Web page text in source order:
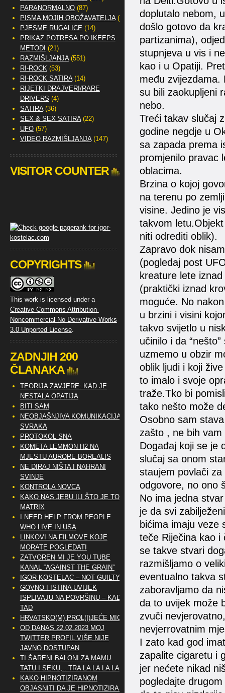
doplutalo nebom,
došlo gotovo da
partizanima),
stupnjeva u vis i
kao i u Opatiji.
među zvijezdama.
su bili zaokupljeni
nebo.
Treći takav slučaj
godine negdje u
sa zapada prema
promjenilo pravac
oblacima.
Brzina o kojoj
na terenu po
visine. Jedino je
takvom
niti odrediti oblik).
Zapravo dok
(pogledaj post
kreature lete
(praktički iznad
moguće. No
u brzini i visini
takvo svijetlo u
učinilo i da
uzmemo u obzir
oblik ljudi i koji
to imalo i svoje
traže.Tko bi
tako nešto može
Osobno sam
zašto , ne bih
Događaj koji se je
slučaj sa onom
staujem povlači
odgovore, no ono
No ima jedna
je da svi
bićima imaju veze
teče Riječina kao i
se takve stvari
razmišljamo o
eventualno takva
zaboravljamo da
da to uvijek može
zvuči
nevjerrovatnim
I zato kad god
zapalite cigaretu i
jer nećete nikad
pogledajte
PARANORMALNO(87)
PISMA MOJIH OBOŽAVATELJA(2)
PJESME RUGALICE (14)
PRIKAZ POTRESA PO IKEEPS
METODI (21)
RAZMIŠLJANJA(551)
RI-ROCK(53)
RI-ROCK SATIRA(14)
RIJETKI DRAJVERI/RARE
DRIVERS (4)
SATIRA(36)
SEX & SEX SATIRA(22)
UFO(57)
VIDEO RAZMIŠLJANJA(147)
VISITOR COUNTER
COPYRIGHTS
This work is licensed under a
Creative Commons Attribution-
Noncommercial-No Derivative Works
3.0 Unported License.
ZADNJIH 200
ČLANAKA
TEORIJA ZAVJERE: KAD JE
NESTALA OPATIJA
BITI SAM
NEOBJAŠNJIVA KOMUNIKACIJA
SVRAKA
PROTOKOL SNA
KOMETA LEMMON H2 NA
MJESTU AURORE BOREALIS
NE DIRAJ NIŠTA I NAHRANI
SVINJE
KONTROLA NOVCA
KAKO NAS JEBU ILI ŠTO JE TO
MATRIX
I NEED HELP FROM PEOPLE
WHO LIVE IN USA
LINKOVI NA FILMOVE KOJE
MORATE POGLEDATI
ZATVOREN MI JE YOU TUBE
KANAL “AGAINST THE GRAIN”
IGOR KOSTELAC – NOT GUILTY
GOVNO I ISTINA UVIJEK
ISPLIVAJU NA POVRŠINU – KAD
TAD
HRVATSKO(M) PROL(I)JEĆE MIG
OD DANAS 22.02.2023 MOJ
TWITTER PROFIL VIŠE NIJE
JAVNO DOSTUPAN
TI ŠARENI BALONI ZA MAMU
TATU I SEKU,.. TRA LA LA LA LA
KAKO HIPNOTIZIRANOM
OBJASNITI DA JE HIPNOTIZIRAN